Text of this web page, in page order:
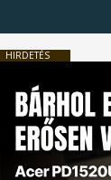
HIRDETÉS